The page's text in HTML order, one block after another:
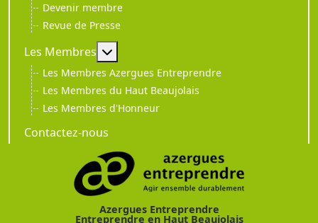
Devenir membre
Revue de Presse
Les Membres En savoir plus : Les Membres
Les Membres Azergues Entreprendre
Les Membres du Haut Beaujolais
Les Membres d'Honneur
Contactez-nous
Azergues Entreprendre
Entreprendre en Haut Beaujolais